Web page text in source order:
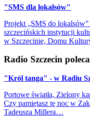
"SMS dla lokalsów"
Projekt „SMS do
szczecińskich instytucji
w Szczecinie, Domu
Radio Szczecin
"Król tanga" - w Radiu
Portowe światła, Zielony
Czy pamiętasz tę noc w
Tadeusza Millera…